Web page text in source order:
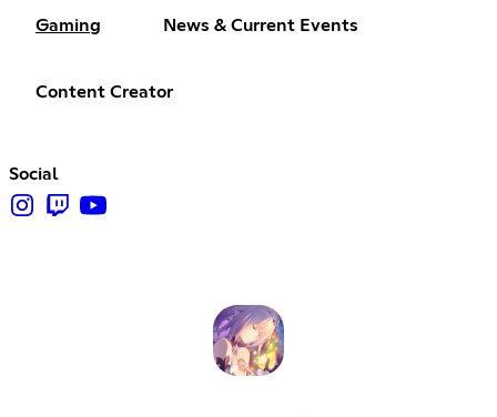
Gaming News & Current Events
Content Creator
Social